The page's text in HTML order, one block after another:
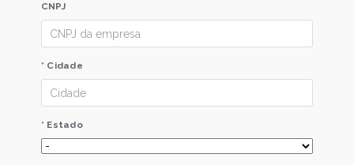
CNPJ
* Cidade
* Estado